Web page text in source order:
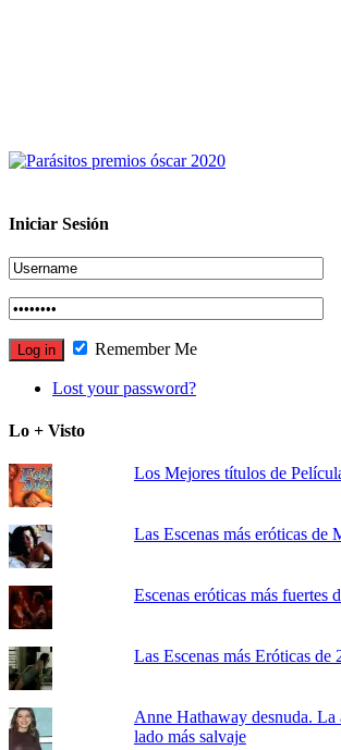
Iniciar Sesión
Remember Me
Lost your password?
Lo + Visto
Los Mejores títulos de
Las Escenas más eróticas de
Escenas eróticas más fuertes
Las Escenas más Eróticas de
Anne Hathaway desnuda. La
lado más salvaje